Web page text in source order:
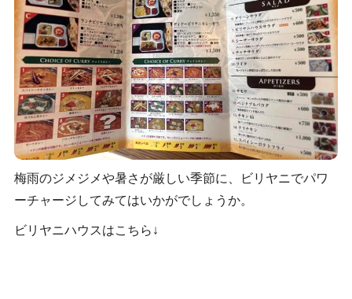
梅雨のジメジメや暑さが厳しい季節に、ビリヤニでパワ
ーチャージしてみてはいかがでしょうか。
ビリヤニハウスはこちら↓